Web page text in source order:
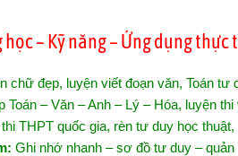
– Kỹ năng – Ứng dụng thực
chữ đẹp, luyện viết đoạn văn, Toán tư
Toán – Văn – Anh – Lý – Hóa, luyện
THPT quốc gia, rèn tư duy học
Ghi nhớ nhanh – sơ đồ tư duy –